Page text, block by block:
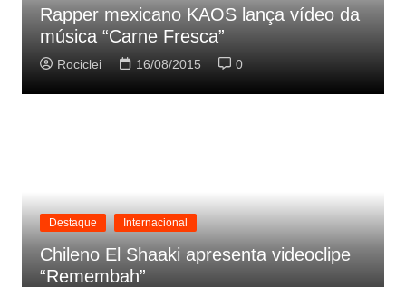
Rapper mexicano KAOS lança vídeo da
música “Carne Fresca”
Rociclei 16/08/2015 0
Destaque Internacional
Chileno El Shaaki apresenta videoclipe
“Remembah”